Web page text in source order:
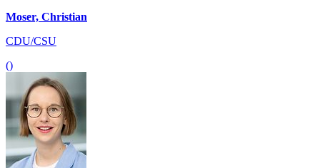
Moser, Christian
CDU/CSU
()